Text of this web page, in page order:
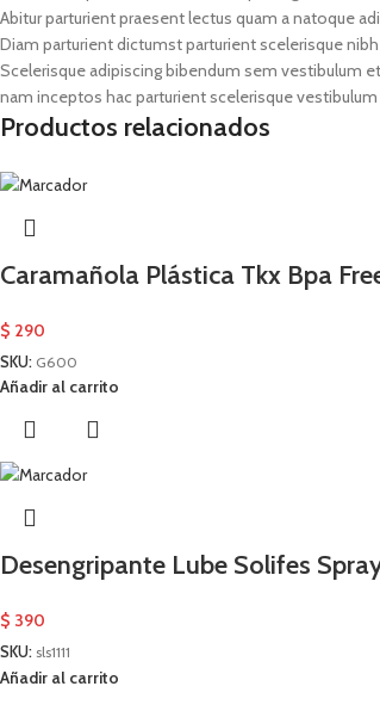
Abitur parturient praesent lectus quam a natoque
Diam parturient dictumst parturient scelerisque
Scelerisque adipiscing bibendum sem vestibulum
nam inceptos hac parturient scelerisque
Productos relacionados
Caramañola Plástica Tkx Bpa
$ 290
SKU: G600
Añadir al carrito
Desengripante Lube Solifes
$ 390
SKU: sls1111
Añadir al carrito